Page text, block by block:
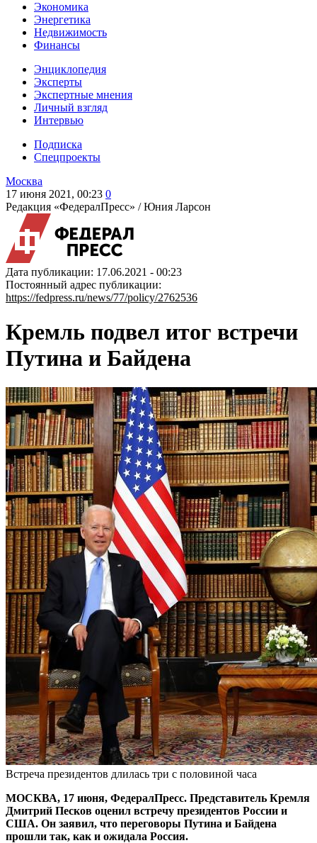
Экономика
Энергетика
Недвижимость
Финансы
Энциклопедия
Эксперты
Экспертные мнения
Личный взгляд
Интервью
Подписка
Спецпроекты
Москва
17 июня 2021, 00:23 0
Редакция «ФедералПресс» /Юния Ларсон
Дата публикации: 17.06.2021 - 00:23
Постоянный адрес публикации:
https://fedpress.ru/news/77/policy/2762536
Кремль подвел итог встречи
Путина и Байдена
Встреча президентов длилась три с половиной часа
МОСКВА, 17 июня, ФедералПресс. Представитель Кремля
Дмитрий Песков оценил встречу президентов России и
США. Он заявил, что переговоры Путина и Байдена
прошли так, как и ожидала Россия.